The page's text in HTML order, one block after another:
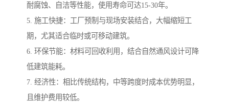
耐腐蚀、自洁等性能，使用寿命可达15-30年。
5. 施工快捷：工厂预制与现场安装结合，大幅缩短工
期，尤其适合临时或可移动建筑。
6. 环保节能：材料可回收利用，结合自然通风设计可降
低建筑能耗。
7. 经济性：相比传统结构，中等跨度时成本优势明显，
且维护费用较低。